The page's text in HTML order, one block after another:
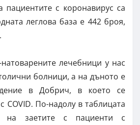
пациентите с коронавирус са
леглова база е 442 броя,
лечебници у нас
болници, а на дъното е
в Добрич, в което се
COVID. По-надолу в таблицата
на заетите с пациенти с